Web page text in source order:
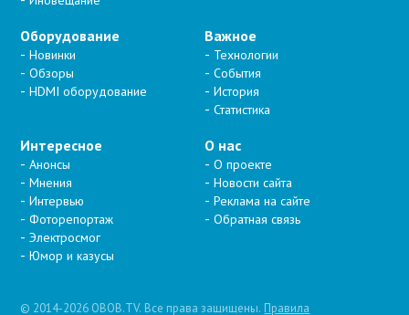
Оборудование
Новинки
Обзоры
HDMI оборудование
Важное
Технологии
События
История
Статистика
Интересное
Анонсы
Мнения
Интервью
Фоторепортаж
Электросмог
Юмор и казусы
О нас
О проекте
Новости сайта
Реклама на сайте
Обратная связь
© 2014-2026 OBOB.TV. Все права защищены. Правила